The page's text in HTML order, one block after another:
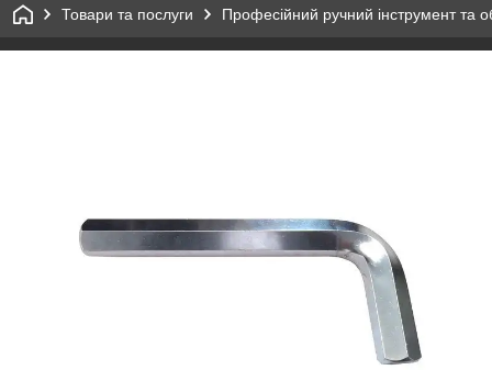
Товари та послуги Професійний ручний інструмент та